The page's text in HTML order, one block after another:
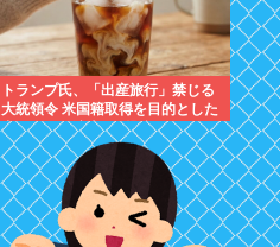
トランプ氏、「出産旅行」禁じる
大統領令 米国籍取得を目的とした
中国人らの渡米を問題視